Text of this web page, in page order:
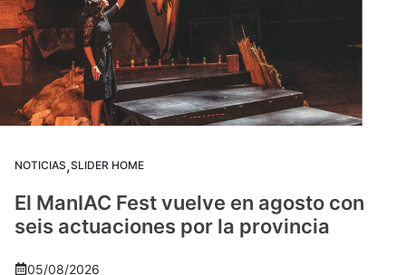
NOTICIAS,SLIDER HOME
El ManIAC Fest vuelve en agosto con
seis actuaciones por la provincia
05/08/2026